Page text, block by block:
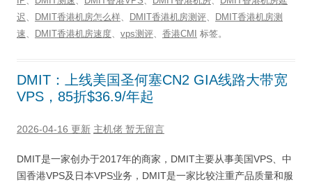
迟、 DMIT香港机房怎么样、 DMIT香港机房测评、
DMIT香港机房测
速、 DMIT香港机房速度、 vps测评、 香港CMI 标签。
DMIT：上线美国圣何塞CN2 GIA线路大带宽
VPS，85折$36.9/年起
2026-04-16 更新 主机佬 暂无留言
DMIT是一家创办于2017年的商家，DMIT主要从事美国VPS、中
国香港VPS及日本VPS业务，DMIT是一家比较注重产品质量和服